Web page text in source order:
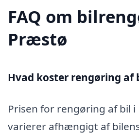
FAQ om
Præstø
Hvad koster rengøring af
Prisen for rengøring af bil
varierer afhængigt af